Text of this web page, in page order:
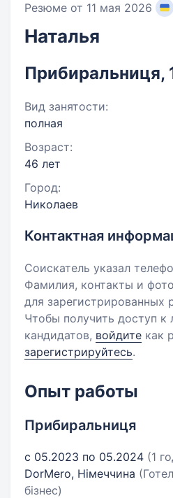
Резюме от 11 мая 2026
Наталья
Прибиральниця,
Вид занятости:
полная
Возраст:
46 лет
Город:
Николаев
Контактная
Соискатель указал
Фамилия, контакты и
для зарегистрированных
Чтобы получить доступ
кандидатов, войдите как
зарегистрируйтесь.
Опыт работы
Прибиральниця
с 05.2023 по 05.2024 (1
DorMero, Німеччина
бізнес)